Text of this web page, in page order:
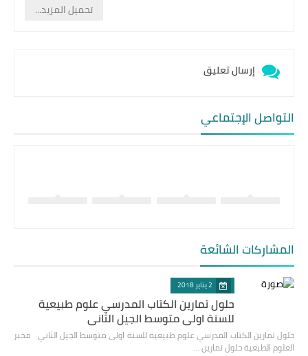
تحميل المزيد...
إرسال تعليق
التواصل الإجتماعي
المشاركات الشائعة
2 يناير 2018
حلول تمارين الكتاب المدرسي علوم طبيعية
للسنة اولى متوسط الجيل الثاني
حلول تمارين الكتاب المدرسي علوم طبيعية للسنة اولى متوسط الجيل الثاني مخبر
العلوم الطبعية حلول تمارين …